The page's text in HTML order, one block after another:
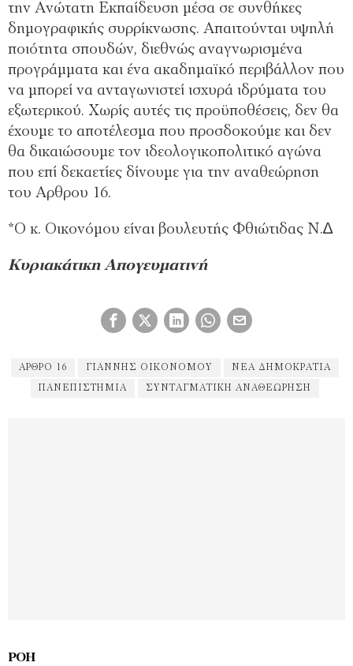
την Ανώτατη Εκπαίδευση µέσα σε συνθήκες
δηµογραφικής συρρίκνωσης. Απαιτούνται υψηλή
ποιότητα σπουδών, διεθνώς αναγνωρισµένα
προγράµµατα και ένα ακαδηµαϊκό περιβάλλον που
να µπορεί να ανταγωνιστεί ισχυρά ιδρύµατα του
εξωτερικού. Χωρίς αυτές τις προϋποθέσεις, δεν θα
έχουµε το αποτέλεσµα που προσδοκούµε και δεν
θα δικαιώσουµε τον ιδεολογικοπολιτικό αγώνα
που επί δεκαετίες δίνουµε για την αναθεώρηση
του Αρθρου 16.
*Ο κ. Οικονόμου είναι βουλευτής Φθιώτιδας Ν.∆
Κυριακάτικη Απογευματινή
ΆΡΘΡΟ 16 ΓΙΆΝΝΗΣ ΟΙΚΟΝΟΜΟΥ ΝΈΑ ΔΗΜΟΚΡΑΤΊΑ
ΠΑΝΕΠΙΣΤΉΜΙΑ ΣΥΝΤΑΓΜΑΤΙΚΉ ΑΝΑΘΕΏΡΗΣΗ
ΡΟΉ